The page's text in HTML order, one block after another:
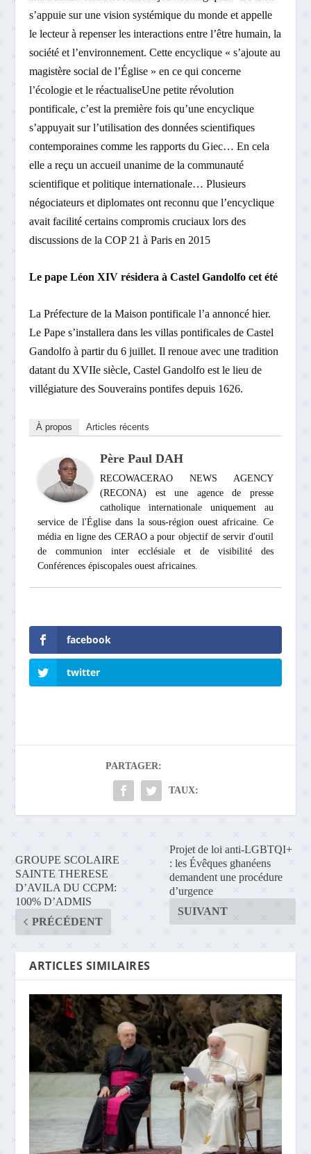
s’appuie sur une vision systémique du monde et appelle
le lecteur à repenser les interactions entre l’être humain, la
société et l’environnement. Cette encyclique « s’ajoute au
magistère social de l’Église » en ce qui concerne
l’écologie et le réactualiseUne petite révolution
pontificale, c’est la première fois qu’une encyclique
s’appuyait sur l’utilisation des données scientifiques
contemporaines comme les rapports du Giec… En cela
elle a reçu un accueil unanime de la communauté
scientifique et politique internationale… Plusieurs
négociateurs et diplomates ont reconnu que l’encyclique
avait facilité certains compromis cruciaux lors des
discussions de la COP 21 à Paris en 2015
Le pape Léon XIV résidera à Castel Gandolfo cet été
La Préfecture de la Maison pontificale l’a annoncé hier.
Le Pape s’installera dans les villas pontificales de Castel
Gandolfo à partir du 6 juillet. Il renoue avec une tradition
datant du XVIIe siècle, Castel Gandolfo est le lieu de
villégiature des Souverains pontifes depuis 1626.
À propos Articles récents
Père Paul DAH
RECOWACERAO NEWS AGENCY
(RECONA) est une agence de presse
catholique internationale uniquement au
service de l'Église dans la sous-région ouest africaine. Ce
média en ligne des CERAO a pour objectif de servir d'outil
de communion inter ecclésiale et de visibilité des
Conférences épiscopales ouest africaines.
facebook
twitter
PARTAGER:
TAUX:
GROUPE SCOLAIRE
SAINTE THERESE
D’AVILA DU CCPM:
100% D’ADMIS
PRÉCÉDENT
Projet de loi anti-LGBTQI+
: les Évêques ghanéens
demandent une procédure
d’urgence
SUIVANT
ARTICLES SIMILAIRES